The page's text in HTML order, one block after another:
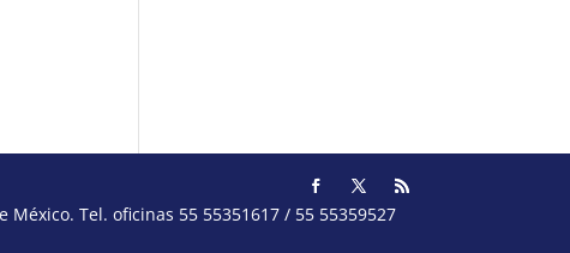
Tel. oficinas 55 55351617 / 55 55359527